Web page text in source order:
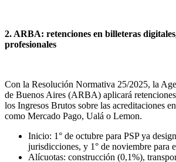
2. ARBA: retenciones en billeteras
profesionales
Con la Resolución Normativa 25/2025, la
de Buenos Aires (ARBA) aplicará
los Ingresos Brutos sobre las acreditaciones
como Mercado Pago, Ualá o Lemon.
Inicio: 1° de octubre para PSP ya
jurisdicciones, y 1° de noviembre para
Alícuotas: construcción (0,1%),